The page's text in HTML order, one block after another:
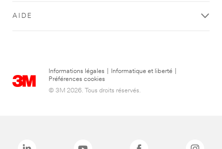
AIDE
Informations légales Informatique et liberté
Préférences cookies
© 3M 2026. Tous droits réservés.